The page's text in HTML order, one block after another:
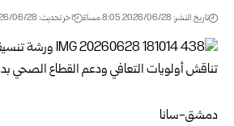
تاريخ النشر: 2026/06/28 8:05 مساءً اخر تحديث: 2026/06/28 8:08 مساءً
دمشق-سانا